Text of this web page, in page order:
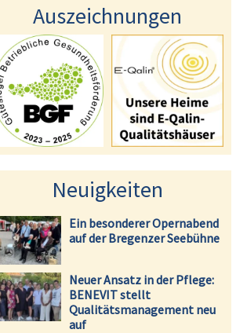
Auszeichnungen
Neuigkeiten
Ein besonderer Opernabend
auf der Bregenzer Seebühne
Neuer Ansatz in der Pflege:
BENEVIT stellt
Qualitätsmanagement neu
auf